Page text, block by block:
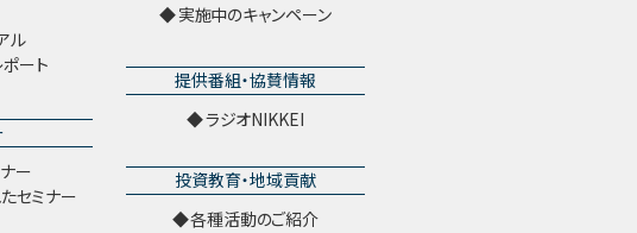
ル
ート
ー
セミナー
実施中のキャンペーン
提供番組・協賛情報
ラジオNIKKEI
投資教育・地域貢献
各種活動のご紹介